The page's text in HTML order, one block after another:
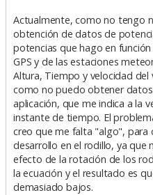
Actualmente, como no tengo
obtención de datos de
potencias que hago en
GPS y de las estaciones
Altura, Tiempo y velocidad del
como no puedo obtener
aplicación, que me indica a la
instante de tiempo. El
creo que me falta "algo", para
desarrollo en el rodillo, ya que
efecto de la rotación de los
la ecuación y el resultado es
demasiado bajos.